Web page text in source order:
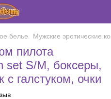
белье Мужские эротические
пилота
set S/M, боксеры,
с галстуком, очки